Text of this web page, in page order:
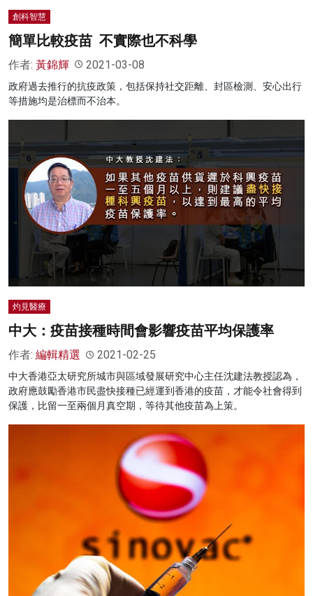
創科智慧
簡單比較疫苗 不實際也不科學
作者: 黃錦輝 2021-03-08
政府過去推行的抗疫政策，包括保持社交距離、封區檢測、安心出行
等措施均是治標而不治本。
灼見醫療
中大：疫苗接種時間會影響疫苗平均保護率
作者: 編輯精選 2021-02-25
中大香港亞太研究所城市與區域發展研究中心主任沈建法教授認為，
政府應鼓勵香港市民盡快接種已經運到香港的疫苗，才能令社會得到
保護，比留一至兩個月真空期，等待其他疫苗為上策。